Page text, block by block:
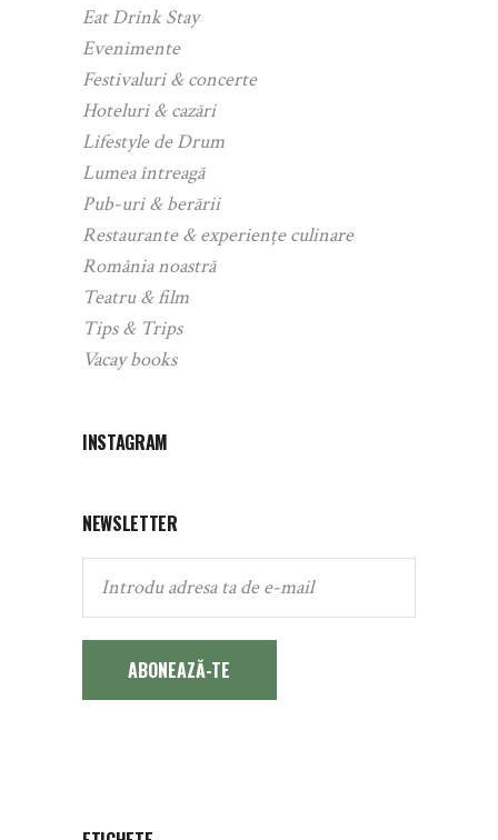
Eat Drink Stay
Evenimente
Festivaluri & concerte
Hoteluri & cazări
Lifestyle de Drum
Lumea întreagă
Pub-uri & berării
Restaurante & experiențe culinare
România noastră
Teatru & film
Tips & Trips
Vacay books
INSTAGRAM
NEWSLETTER
ABONEAZĂ-TE